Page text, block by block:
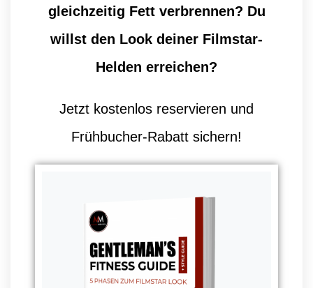
gleichzeitig Fett verbrennen? Du
willst den Look deiner Filmstar-
Helden erreichen?
Jetzt kostenlos reservieren und
Frühbucher-Rabatt sichern!